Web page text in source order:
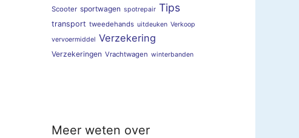
Scooter sportwagen spotrepair Tips
transport tweedehands uitdeuken Verkoop
vervoermiddel Verzekering
Verzekeringen Vrachtwagen winterbanden
Meer weten over